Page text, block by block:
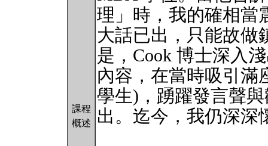
課程
概述
理」時，我的確相當
大話已出，只能故做
是，Cook 博士深入
內容，在當時吸引滿
學生)，踴躍發言聲
出。迄今，我仍深深